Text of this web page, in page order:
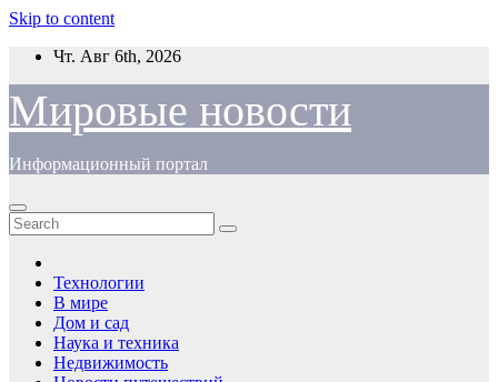
Skip to content
Чт. Авг 6th, 2026
Мировые новости
Информационный портал
Технологии
В мире
Дом и сад
Наука и техника
Недвижимость